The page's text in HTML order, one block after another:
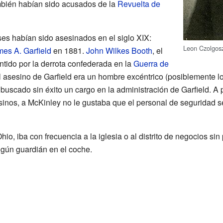
Leon
habían sido acusados de la Revuelta de
habían sido asesinados en el siglo XIX:
A. Garfield en 1881. John Wilkes Booth, el
por la derrota confederada en laGuerra de
de Garfield era un hombre excéntrico (posiblemente
sin éxito un cargo en la administración de Garfield. A
a McKinley no le gustaba que el personal de seguridad
iba con frecuencia a la iglesia o al distrito de negocios
guardián en el coche.